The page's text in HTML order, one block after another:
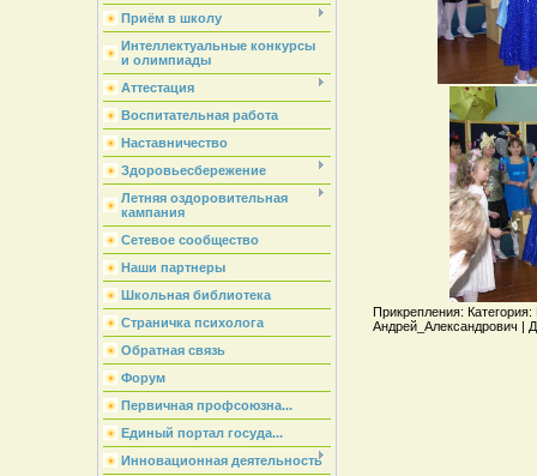
Приём в школу
Интеллектуальные конкурсы
и олимпиады
Аттестация
Воспитательная работа
Наставничество
Здоровьесбережение
Летняя оздоровительная
кампания
Сетевое сообщество
Наши партнеры
Школьная библиотека
Страничка психолога
Обратная связь
Форум
Первичная профсоюзна...
Единый портал госуда...
Инновационная деятельность
Прикрепления:
Андрей_Александрович |